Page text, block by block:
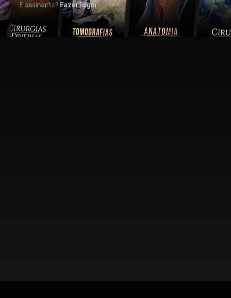
É assinante? Fazer login